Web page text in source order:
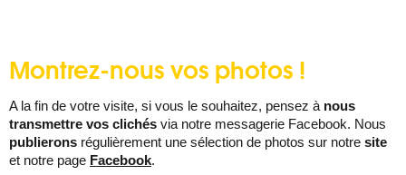
Montrez-nous vos photos !
A la fin de votre visite, si vous le souhaitez, pensez à nous
transmettre vos clichés via notre messagerie Facebook. Nous
publierons régulièrement une sélection de photos sur notre site
et notre page Facebook.